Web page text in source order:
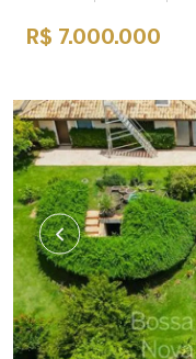
R$ 7.000.000